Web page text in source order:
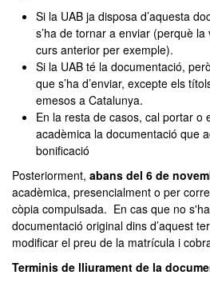
Si la UAB ja disposa d’aquesta
s’ha de tornar a enviar (perquè
curs anterior per exemple).
Si la UAB té la documentació,
que s’ha d’enviar, excepte els
emesos a Catalunya.
En la resta de casos, cal portar o
acadèmica la documentació que
bonificació
Posteriorment, abans del 6 de
acadèmica, presencialment o per
còpia compulsada. En cas que no
documentació original dins d’aquest
modificar el preu de la matrícula i
Terminis de lliurament de la